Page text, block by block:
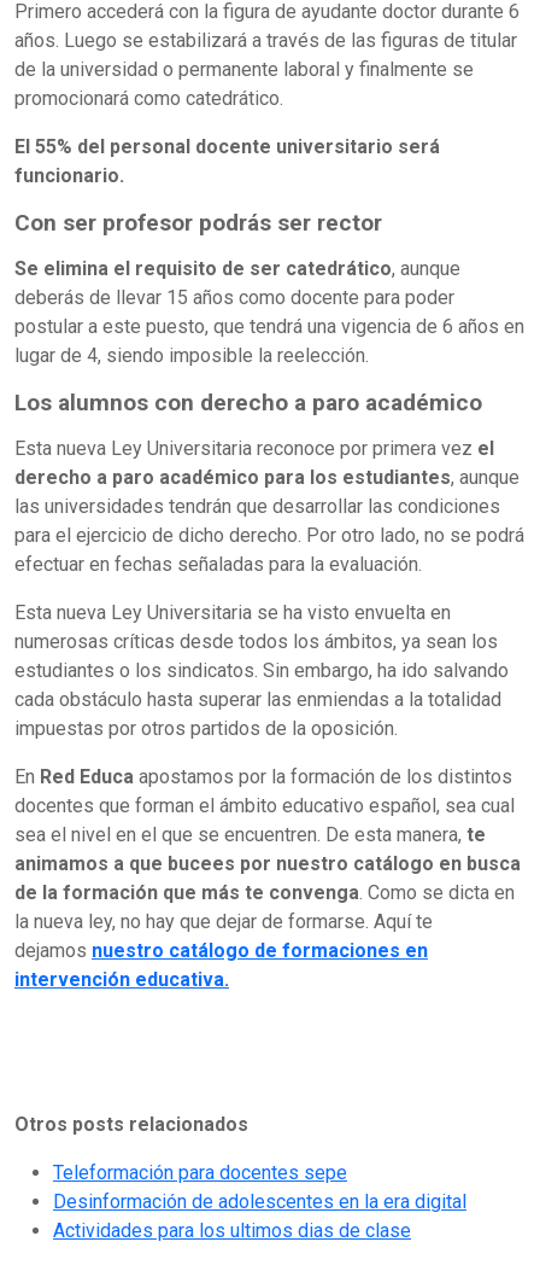
Primero accederá con la figura de ayudante doctor durante 6
años. Luego se estabilizará a través de las figuras de titular
de la universidad o permanente laboral y finalmente se
promocionará como catedrático.
El 55% del personal docente universitario será
funcionario.
Con ser profesor podrás ser rector
Se elimina el requisito de ser catedrático, aunque
deberás de llevar 15 años como docente para poder
postular a este puesto, que tendrá una vigencia de 6 años en
lugar de 4, siendo imposible la reelección.
Los alumnos con derecho a paro académico
Esta nueva Ley Universitaria reconoce por primera vez el
derecho a paro académico para los estudiantes, aunque
las universidades tendrán que desarrollar las condiciones
para el ejercicio de dicho derecho. Por otro lado, no se podrá
efectuar en fechas señaladas para la evaluación.
Esta nueva Ley Universitaria se ha visto envuelta en
numerosas críticas desde todos los ámbitos, ya sean los
estudiantes o los sindicatos. Sin embargo, ha ido salvando
cada obstáculo hasta superar las enmiendas a la totalidad
impuestas por otros partidos de la oposición.
En Red Educa apostamos por la formación de los distintos
docentes que forman el ámbito educativo español, sea cual
sea el nivel en el que se encuentren. De esta manera, te
animamos a que bucees por nuestro catálogo en busca
de la formación que más te convenga . Como se dicta en
la nueva ley, no hay que dejar de formarse. Aquí te
dejamos nuestro catálogo de formaciones en
intervención educativa.
Otros posts relacionados
Teleformación para docentes sepe
Desinformación de adolescentes en la era digital
Actividades para los ultimos dias de clase